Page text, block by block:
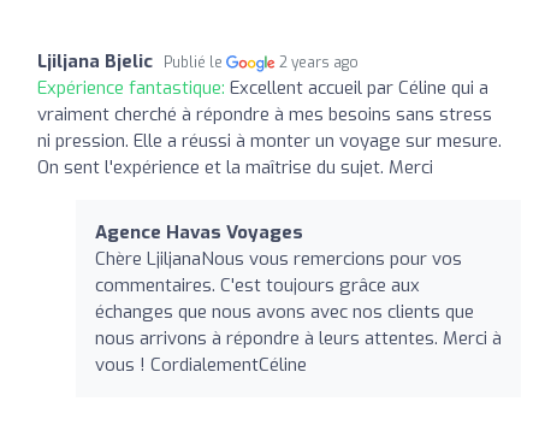
Ljiljana Bjelic Publié le 2 years ago
Expérience fantastique: Excellent accueil par Céline qui a
vraiment cherché à répondre à mes besoins sans stress
ni pression. Elle a réussi à monter un voyage sur mesure.
On sent l'expérience et la maîtrise du sujet. Merci
Agence Havas Voyages
Chère LjiljanaNous vous remercions pour vos
commentaires. C'est toujours grâce aux
échanges que nous avons avec nos clients que
nous arrivons à répondre à leurs attentes. Merci à
vous ! CordialementCéline